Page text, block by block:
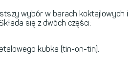
wybór w barach koktajlowych i
się z dwóch części:
kubka (tin-on-tin).